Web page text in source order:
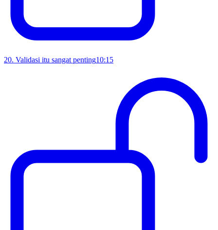
20. Validasi itu sangat penting10:15